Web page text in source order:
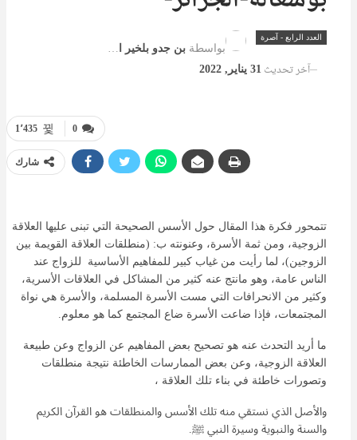
العدد الرابع - آصرة
بواسطة بن جدو بلخير المشرف العام
آخر تحديث 31 يناير, 2022
0 1٬435
شارك
تتمحور فكرة هذا المقال حول الأسس الصحيحة التي تبنى عليها العلاقة
الزوجية، ومن ثمة الأسرة، وعنونته ب: (منطلقات العلاقة القويمة بين
الزوجين)، لما رأيت من غياب كبير للمفاهيم الأساسية للزواج عند
الناس عامة، وهو مانتج عنه كثير من المشاكل في العلاقات الأسرية،
وكثير من الانحرافات التي مست الأسرة المسلمة، والأسرة هي نواة
المجتمعات، فإذا ضاعت الأسرة ضاع المجتمع كما هو معلوم.
ما أريد التحدث عنه هو تصحيح بعض المفاهيم عن الزواج وعن طبيعة
العلاقة الزوجية، وعن بعض الممارسات الخاطئة نتيجة منطلقات
وتصورات خاطئة في بناء تلك العلاقة ،
والأصل الذي نستقي منه تلك الأسس والمنطلقات هو القرآن الكريم
والسنة والنبوية وسيرة النبي ﷺ.